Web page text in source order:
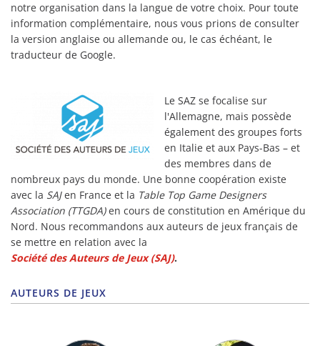
notre organisation dans la langue de votre choix. Pour toute
information complémentaire, nous vous prions de consulter
la version anglaise ou allemande ou, le cas échéant, le
traducteur de Google.
Le SAZ se focalise sur
l'Allemagne, mais possède
également des groupes forts
en Italie et aux Pays-Bas – et
des membres dans de
nombreux pays du monde. Une bonne coopération existe
avec la SAJen France et la Table Top Game Designers
Association (TTGDA)en cours de constitution en Amérique du
Nord. Nous recommandons aux auteurs de jeux français de
se mettre en relation avec la
Société des Auteurs de Jeux (SAJ).
AUTEURS DE JEUX